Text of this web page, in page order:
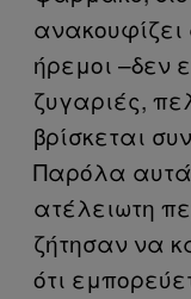
ήρεμοι –δεν
ζυγαριές,
βρίσκεται
Παρόλα αυτά
ατέλειωτη
ζήτησαν να
ότι